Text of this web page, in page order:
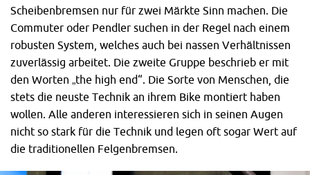
Scheibenbremsen nur für zwei Märkte Sinn machen. Die
Commuter oder Pendler suchen in der Regel nach einem
robusten System, welches auch bei nassen Verhältnissen
zuverlässig arbeitet. Die zweite Gruppe beschrieb er mit
den Worten „the high end“. Die Sorte von Menschen, die
stets die neuste Technik an ihrem Bike montiert haben
wollen. Alle anderen interessieren sich in seinen Augen
nicht so stark für die Technik und legen oft sogar Wert auf
die traditionellen Felgenbremsen.